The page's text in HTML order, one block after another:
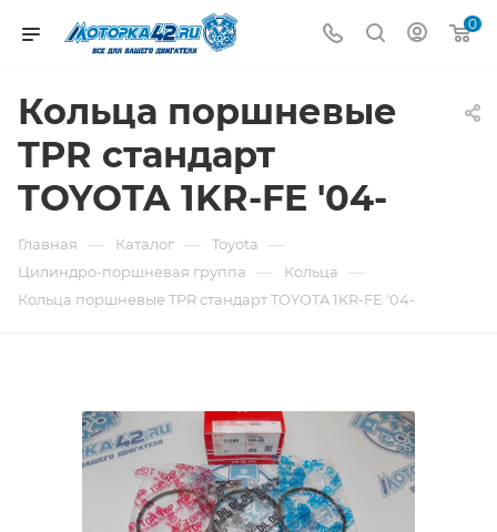
0
Кольца поршневые
TPR стандарт
TOYOTA 1KR-FE '04-
Главная — Каталог — Toyota —
Цилиндро-поршневая группа — Кольца —
Кольца поршневые TPR стандарт TOYOTA 1KR-FE '04-